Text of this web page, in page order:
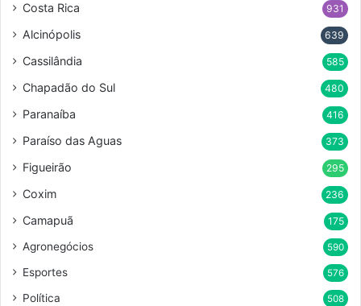
Costa Rica 931
Alcinópolis 639
Cassilândia 585
Chapadão do Sul 480
Paranaíba 416
Paraíso das Aguas 373
Figueirão 295
Coxim 236
Camapuã 175
Agronegócios 590
Esportes 576
Política 508